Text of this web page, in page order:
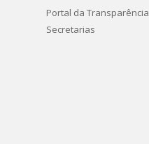
Portal da Transparência
Secretarias